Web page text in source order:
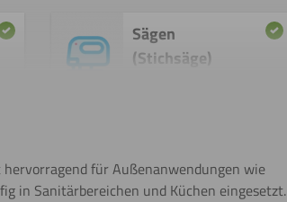
Sägen
(Stichsäge)
Weitere Informationen
für Außenanwendungen wie
in Sanitärbereichen und Küchen eingesetzt.